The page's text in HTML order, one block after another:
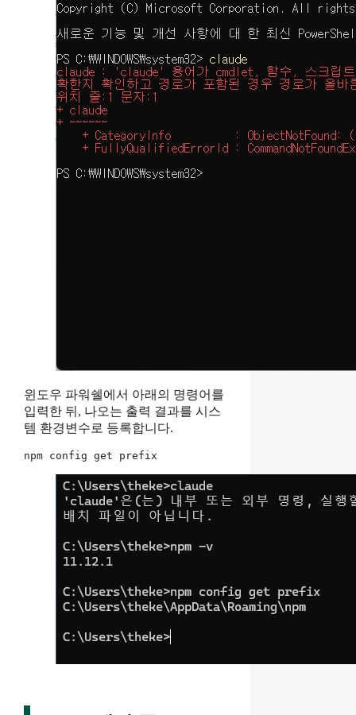
윈도우 파워쉘에서 아래의 명령어를
입력한 뒤, 나오는 출력 결과를 시스
템 환경변수로 등록합니다.
npm config get prefix